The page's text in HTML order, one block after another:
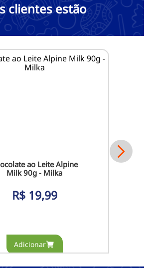
clientes estão
ao Leite Alpine
Milk 90g - Milka
R$ 19,99